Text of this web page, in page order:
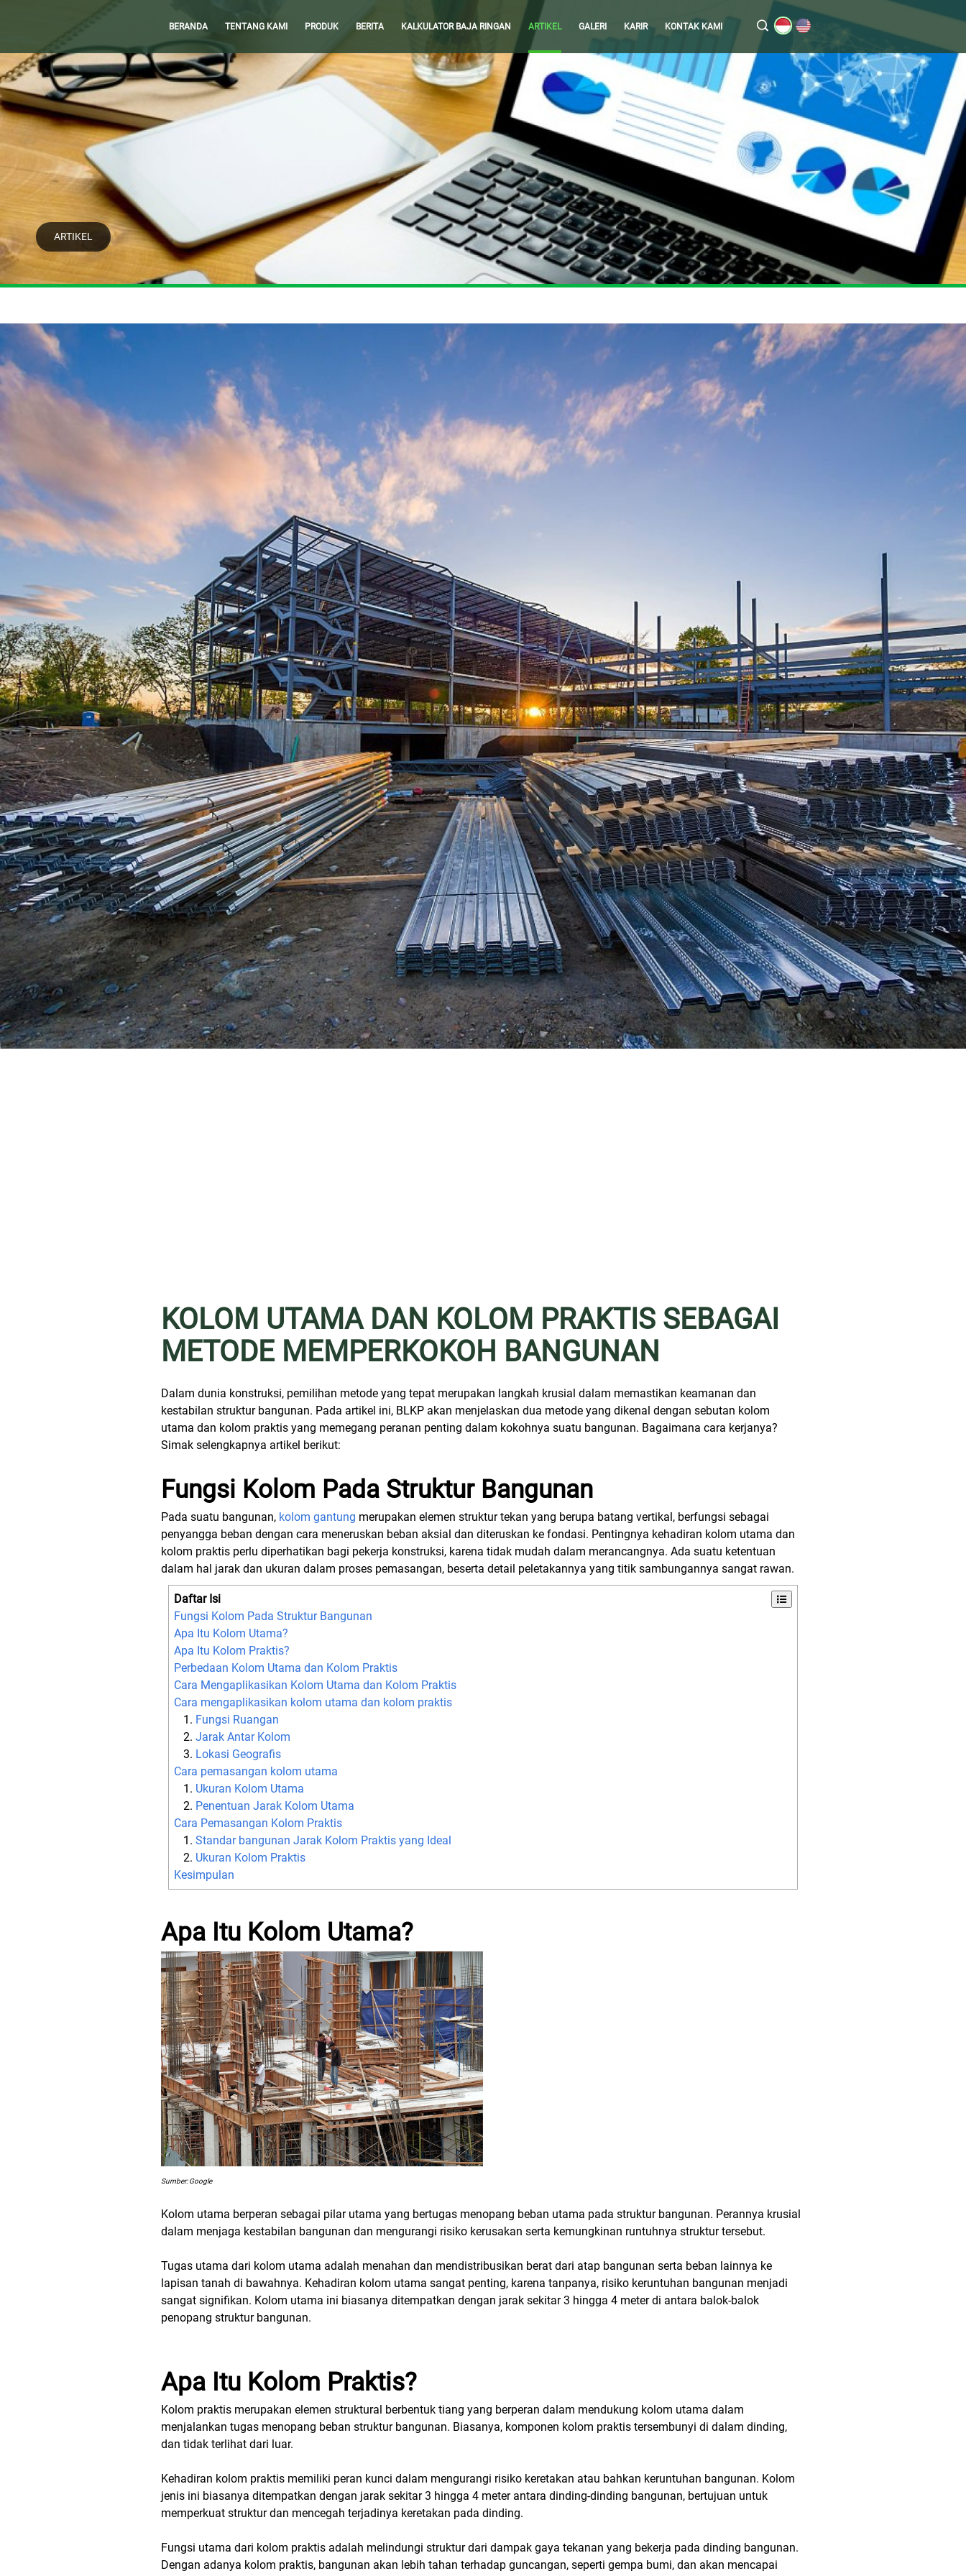
BERANDA TENTANG KAMI PRODUK BERITA KALKULATOR BAJA RINGAN ARTIKEL GALERI KARIR KONTAK KAMI
ARTIKEL
KOLOM UTAMA DAN KOLOM PRAKTIS SEBAGAI
METODE MEMPERKOKOH BANGUNAN
Dalam dunia konstruksi, pemilihan metode yang tepat merupakan langkah krusial dalam memastikan keamanan dan
kestabilan struktur bangunan. Pada artikel ini, BLKP akan menjelaskan dua metode yang dikenal dengan sebutan kolom
utama dan kolom praktis yang memegang peranan penting dalam kokohnya suatu bangunan. Bagaimana cara kerjanya?
Simak selengkapnya artikel berikut:
Fungsi Kolom Pada Struktur Bangunan
Pada suatu bangunan, kolom gantung merupakan elemen struktur tekan yang berupa batang vertikal, berfungsi sebagai
penyangga beban dengan cara meneruskan beban aksial dan diteruskan ke fondasi. Pentingnya kehadiran kolom utama dan
kolom praktis perlu diperhatikan bagi pekerja konstruksi, karena tidak mudah dalam merancangnya. Ada suatu ketentuan
dalam hal jarak dan ukuran dalam proses pemasangan, beserta detail peletakannya yang titik sambungannya sangat rawan.
Daftar Isi
Fungsi Kolom Pada Struktur Bangunan
Apa Itu Kolom Utama?
Apa Itu Kolom Praktis?
Perbedaan Kolom Utama dan Kolom Praktis
Cara Mengaplikasikan Kolom Utama dan Kolom Praktis
Cara mengaplikasikan kolom utama dan kolom praktis
Fungsi Ruangan
Jarak Antar Kolom
Lokasi Geografis
Cara pemasangan kolom utama
Ukuran Kolom Utama
Penentuan Jarak Kolom Utama
Cara Pemasangan Kolom Praktis
Standar bangunan Jarak Kolom Praktis yang Ideal
Ukuran Kolom Praktis
Kesimpulan
Apa Itu Kolom Utama?
Sumber: Google
Kolom utama berperan sebagai pilar utama yang bertugas menopang beban utama pada struktur bangunan. Perannya krusial
dalam menjaga kestabilan bangunan dan mengurangi risiko kerusakan serta kemungkinan runtuhnya struktur tersebut.
Tugas utama dari kolom utama adalah menahan dan mendistribusikan berat dari atap bangunan serta beban lainnya ke
lapisan tanah di bawahnya. Kehadiran kolom utama sangat penting, karena tanpanya, risiko keruntuhan bangunan menjadi
sangat signifikan. Kolom utama ini biasanya ditempatkan dengan jarak sekitar 3 hingga 4 meter di antara balok-balok
penopang struktur bangunan.
Apa Itu Kolom Praktis?
Kolom praktis merupakan elemen struktural berbentuk tiang yang berperan dalam mendukung kolom utama dalam
menjalankan tugas menopang beban struktur bangunan. Biasanya, komponen kolom praktis tersembunyi di dalam dinding,
dan tidak terlihat dari luar.
Kehadiran kolom praktis memiliki peran kunci dalam mengurangi risiko keretakan atau bahkan keruntuhan bangunan. Kolom
jenis ini biasanya ditempatkan dengan jarak sekitar 3 hingga 4 meter antara dinding-dinding bangunan, bertujuan untuk
memperkuat struktur dan mencegah terjadinya keretakan pada dinding.
Fungsi utama dari kolom praktis adalah melindungi struktur dari dampak gaya tekanan yang bekerja pada dinding bangunan.
Dengan adanya kolom praktis, bangunan akan lebih tahan terhadap guncangan, seperti gempa bumi, dan akan mencapai